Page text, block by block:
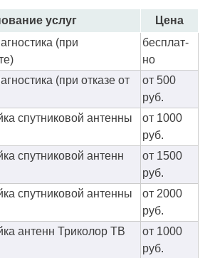
услуг
Цена
(при
бес­плат­
но
(при отказе от
от 500
руб.
спутниковой антенны
от 1000
руб.
спутниковой антенн
от 1500
руб.
спутниковой антенны
от 2000
руб.
антенн Триколор ТВ
от 1000
руб.